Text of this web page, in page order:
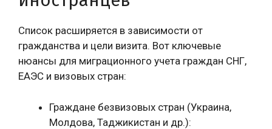
Список расширяется в зависимости от
гражданства и цели визита. Вот ключевые
нюансы для миграционного учета граждан СНГ,
ЕАЭС и визовых стран:
Граждане безвизовых стран (Украина,
Молдова, Таджикистан и др.):